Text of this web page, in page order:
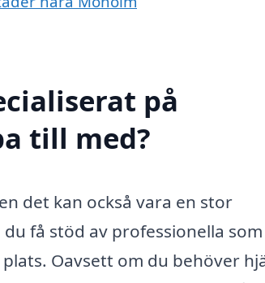
på
till med?
det kan också vara en stor
få stöd av professionella
Oavsett om du behöver